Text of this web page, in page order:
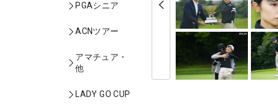
PGAシニア
ACNツアー
アマチュア・
他
LADY GO CUP